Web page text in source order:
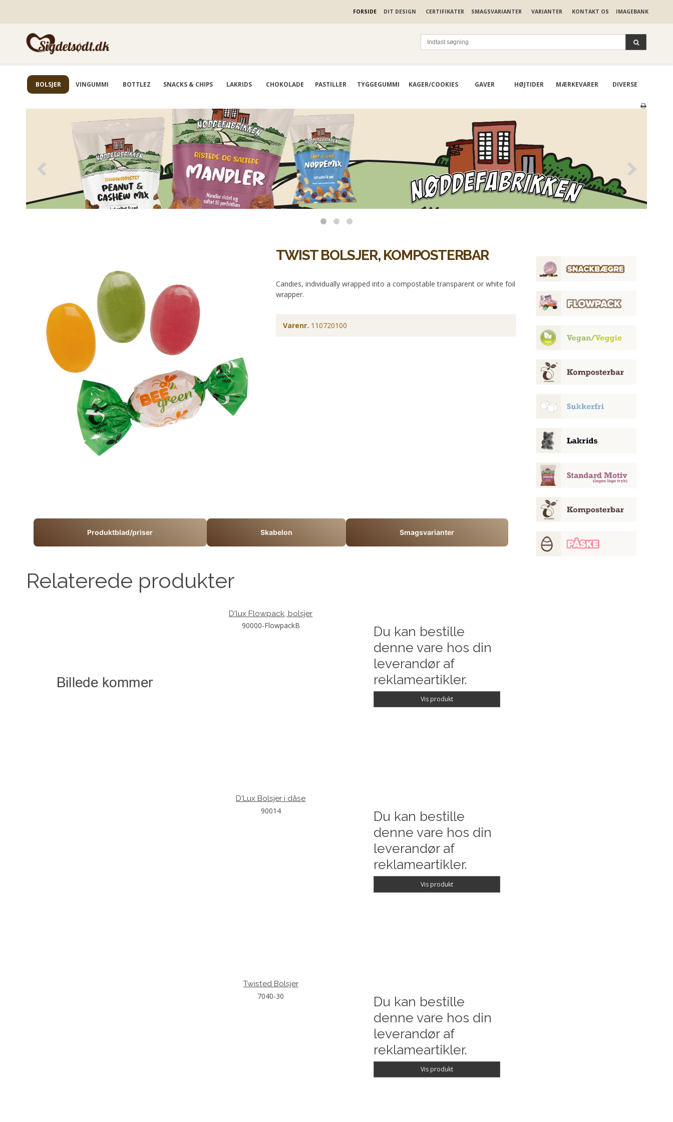
FORSIDE DIT DESIGN CERTIFIKATER SMAGSVARIANTER VARIANTER KONTAKT OS IMAGEBANK
BOLSJER VINGUMMI BOTTLEZ SNACKS & CHIPS LAKRIDS CHOKOLADE PASTILLER TYGGEGUMMI KAGER/COOKIES GAVER HØJTIDER MÆRKEVARER DIVERSE
TWIST BOLSJER, KOMPOSTERBAR
Candies, individually wrapped into a compostable transparent or white foil
wrapper.
Varenr. 110720100
Produktblad/priser Skabelon Smagsvarianter
Relaterede produkter
D'lux Flowpack, bolsjer
90000-FlowpackB
Du kan bestille
denne vare hos din
leverandør af
reklameartikler.
Vis produkt
D'Lux Bolsjer i dåse
90014
Du kan bestille
denne vare hos din
leverandør af
reklameartikler.
Vis produkt
Twisted Bolsjer
7040-30
Du kan bestille
denne vare hos din
leverandør af
reklameartikler.
Vis produkt